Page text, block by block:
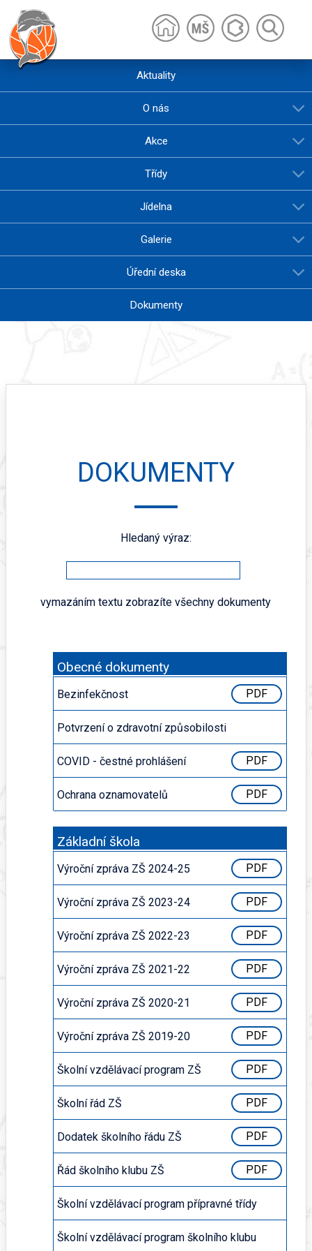
Aktuality
O nás
Akce
Třídy
Jídelna
Galerie
Úřední deska
Dokumenty
DOKUMENTY
Hledaný výraz:
vymazáním textu zobrazíte všechny dokumenty
Obecné dokumenty
Bezinfekčnost PDF
Potvrzení o zdravotní způsobilosti
PDF
COVID - čestné prohlášení PDF
Ochrana oznamovatelů PDF
Základní škola
Výroční zpráva ZŠ 2024-25 PDF
Výroční zpráva ZŠ 2023-24 PDF
Výroční zpráva ZŠ 2022-23 PDF
Výroční zpráva ZŠ 2021-22 PDF
Výroční zpráva ZŠ 2020-21 PDF
Výroční zpráva ZŠ 2019-20 PDF
Školní vzdělávací program ZŠ PDF
Školní řád ZŠ PDF
Dodatek školního řádu ZŠ PDF
Řád školního klubu ZŠ PDF
Školní vzdělávací program přípravné třídy
PDF
Školní vzdělávací program školního klubu